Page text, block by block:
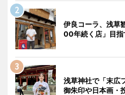
伊良コーラ、浅
00年続く店」目指
浅草神社で「末
御朱印や日本画・